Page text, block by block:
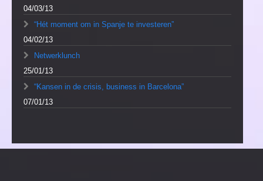
04/03/13
“Hét moment om in Spanje te investeren”
04/02/13
Netwerklunch
25/01/13
“Kansen in de crisis, business in Barcelona”
07/01/13